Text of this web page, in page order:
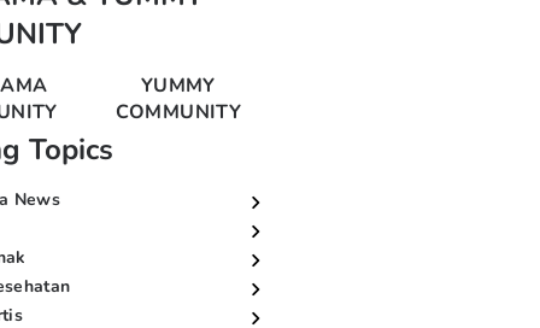
YUMMY
COMMUNITY
Topics
News